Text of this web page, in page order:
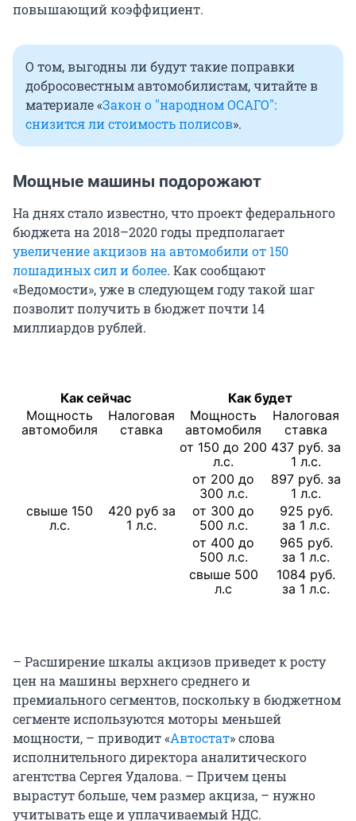
повышающий коэффициент.
О том, выгодны ли будут такие поправки
добросовестным автомобилистам, читайте в
материале «Закон о "народном ОСАГО":
снизится ли стоимость полисов».
Мощные машины подорожают
На днях стало известно, что проект федерального
бюджета на 2018–2020 годы предполагает
увеличение акцизов на автомобили от 150
лошадиных сил и более. Как сообщают
«Ведомости», уже в следующем году такой шаг
позволит получить в бюджет почти 14
миллиардов рублей.
Как сейчас
Как будет
Мощность
автомобиля
Налоговая
ставка
Мощность
автомобиля
Налоговая
ставка
свыше 150
л.с.
420 руб за
1 л.с.
от 150 до 200
л.с.
437 руб. за
1 л.с.
от 200 до
300 л.с.
897 руб. за
1 л.с.
от 300 до
500 л.с.
925 руб.
за 1 л.с.
от 400 до
500 л.с.
965 руб.
за 1 л.с.
свыше 500
л.с
1084 руб.
за 1 л.с.
– Расширение шкалы акцизов приведет к росту
цен на машины верхнего среднего и
премиального сегментов, поскольку в бюджетном
сегменте используются моторы меньшей
мощности, – приводит «Автостат» слова
исполнительного директора аналитического
агентства Сергея Удалова. – Причем цены
вырастут больше, чем размер акциза, – нужно
учитывать еще и уплачиваемый НДС.